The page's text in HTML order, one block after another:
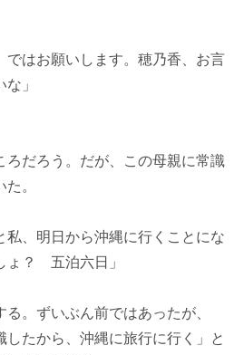
はお願いします。穂乃香、お言
」
だろう。だが、この母親に常識
。
私、明日から沖縄に行くことにな
ょ？ 五泊六日」
。ずいぶん前ではあったが、
したから、沖縄に旅行に行く」と